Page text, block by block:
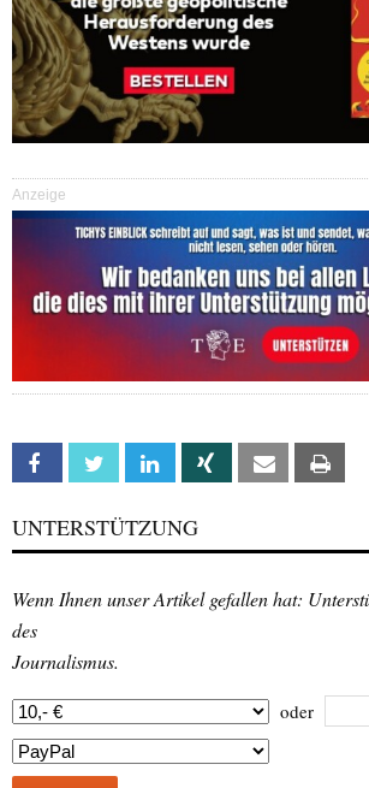
Anzeige
Facebook Twitter Linkedin Xing Email
UNTERSTÜTZUNG
Wenn Ihnen unser Artikel gefallen hat:
des
Journalismus.
oder